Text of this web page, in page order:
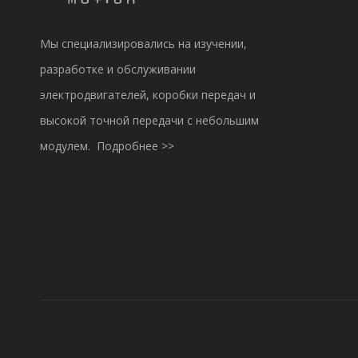
Мы специализировались на изучении,
разработке и обслуживании
электродвигателей, коробки передач и
высокой точной передачи с небольшим
модулем. Подробнее >>